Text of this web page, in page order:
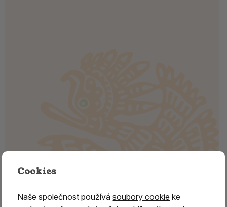
Cookies
Naše společnost používásoubory cookie ke